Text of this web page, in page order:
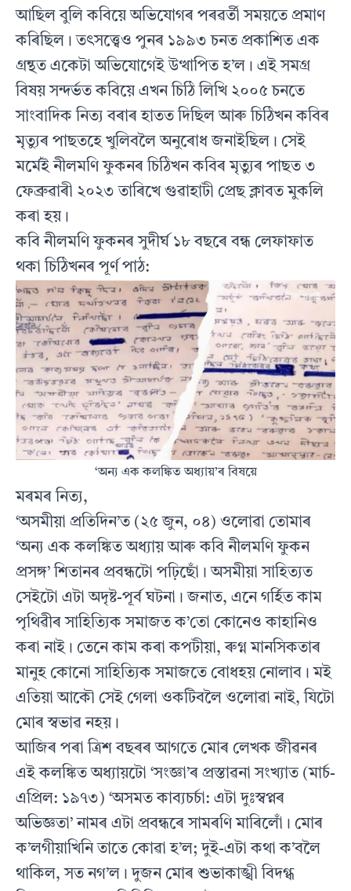
আছিল বুলি কবিয়ে অভিযোগৰ পৰৱৰ্তী সময়তে প্ৰমাণ
কৰিছিল। তৎসত্ত্বেও পুনৰ ১৯৯৩ চনত প্ৰকাশিত এক
গ্ৰন্থত একেটা অভিযোগেই উত্থাপিত হ’ল। এই সমগ্ৰ
বিষয় সন্দৰ্ভত কবিয়ে এখন চিঠি লিখি ২০০৫ চনতে
সাংবাদিক নিত্য বৰাৰ হাতত দিছিল আৰু চিঠিখন কবিৰ
মৃত্যুৰ পাছতহে খুলিবলৈ অনুৰোধ জনাইছিল। সেই
মৰ্মেই নীলমণি ফুকনৰ চিঠিখন কবিৰ মৃত্যুৰ পাছত ৩
ফেব্ৰুৱাৰী ২০২৩ তাৰিখে গুৱাহাটী প্ৰেছ ক্লাবত মুকলি
কৰা হয়।
কবি নীলমণি ফুকনৰ সুদীৰ্ঘ ১৮ বছৰে বন্ধ লেফাফাত
থকা চিঠিখনৰ পূৰ্ণ পাঠ:
‘অন্য এক কলঙ্কিত অধ্যায়’ৰ বিষয়ে
মৰমৰ নিত্য,
‘অসমীয়া প্ৰতিদিন’ত (২৫ জুন, ০৪) ওলোৱা তোমাৰ
‘অন্য এক কলঙ্কিত অধ্যায় আৰু কবি নীলমণি ফুকন
প্ৰসঙ্গ’ শিতানৰ প্ৰবন্ধটো পঢ়িছোঁ। অসমীয়া সাহিত্যত
সেইটো এটা অদৃষ্ট-পূৰ্ব ঘটনা। জনাত, এনে গৰ্হিত কাম
পৃথিৱীৰ সাহিত্যিক সমাজত ক’তো কোনেও কাহানিও
কৰা নাই। তেনে কাম কৰা কপটীয়া, ৰুগ্ন মানসিকতাৰ
মানুহ কোনো সাহিত্যিক সমাজতে বোধহয় নোলাব। মই
এতিয়া আকৌ সেই গেলা ওকটিবলৈ ওলোৱা নাই, যিটো
মোৰ স্বভাৱ নহয়।
আজিৰ পৰা ত্ৰিশ বছৰৰ আগতে মোৰ লেখক জীৱনৰ
এই কলঙ্কিত অধ্যায়টো ‘সংজ্ঞা’ৰ প্ৰস্তাৱনা সংখ্যাত (মাৰ্চ-
এপ্ৰিল: ১৯৭৩) ‘অসমত কাব্যচর্চা: এটা দুঃস্বপ্নৰ
অভিজ্ঞতা’ নামৰ এটা প্ৰবন্ধৰে সামৰণি মাৰিলোঁ। মোৰ
ক’লগীয়াখিনি তাতে কোৱা হ’ল; দুই-এটা কথা ক’বলৈ
থাকিল, সত নগ’ল। দুজন মোৰ শুভাকাঙ্খী বিদগ্ধ